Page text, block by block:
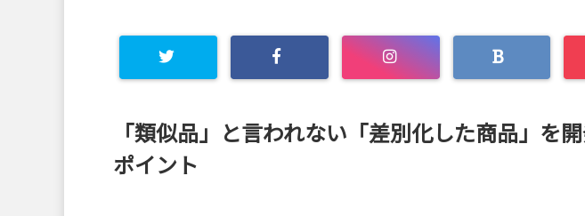
key "Twitter" in
「類似品」と言われない「差別化した商品」を
ポイント